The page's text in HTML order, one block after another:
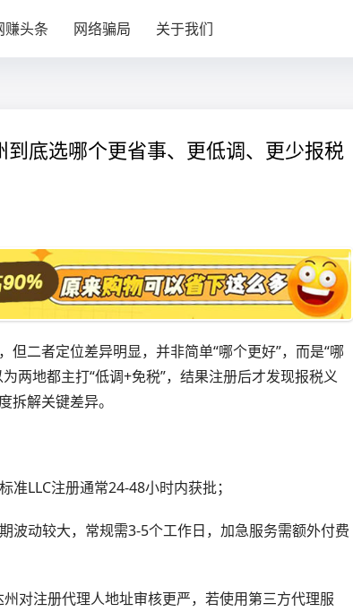
赚头条 网络骗局 关于我们
底选哪个更省事、更低调、更少报税
二者定位差异明显，并非简单“哪个更好”，而是“哪
两地都主打“低调+免税”，结果注册后才发现报税义
拆解关键差异。
LLC注册通常24-48小时内获批；
波动较大，常规需3-5个工作日，加急服务需额外付费
对注册代理人地址审核更严，若使用第三方代理服